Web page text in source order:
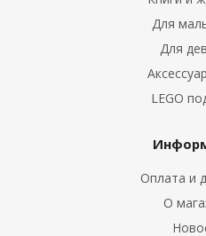
Для
Для
LEGO
Оплата и
О